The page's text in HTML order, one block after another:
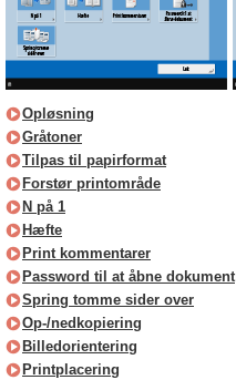
Opløsning
Gråtoner
Tilpas til papirformat
Forstør printområde
N på 1
Hæfte
Print kommentarer
Password til at åbne dokument
Spring tomme sider over
Op-/nedkopiering
Billedorientering
Printplacering